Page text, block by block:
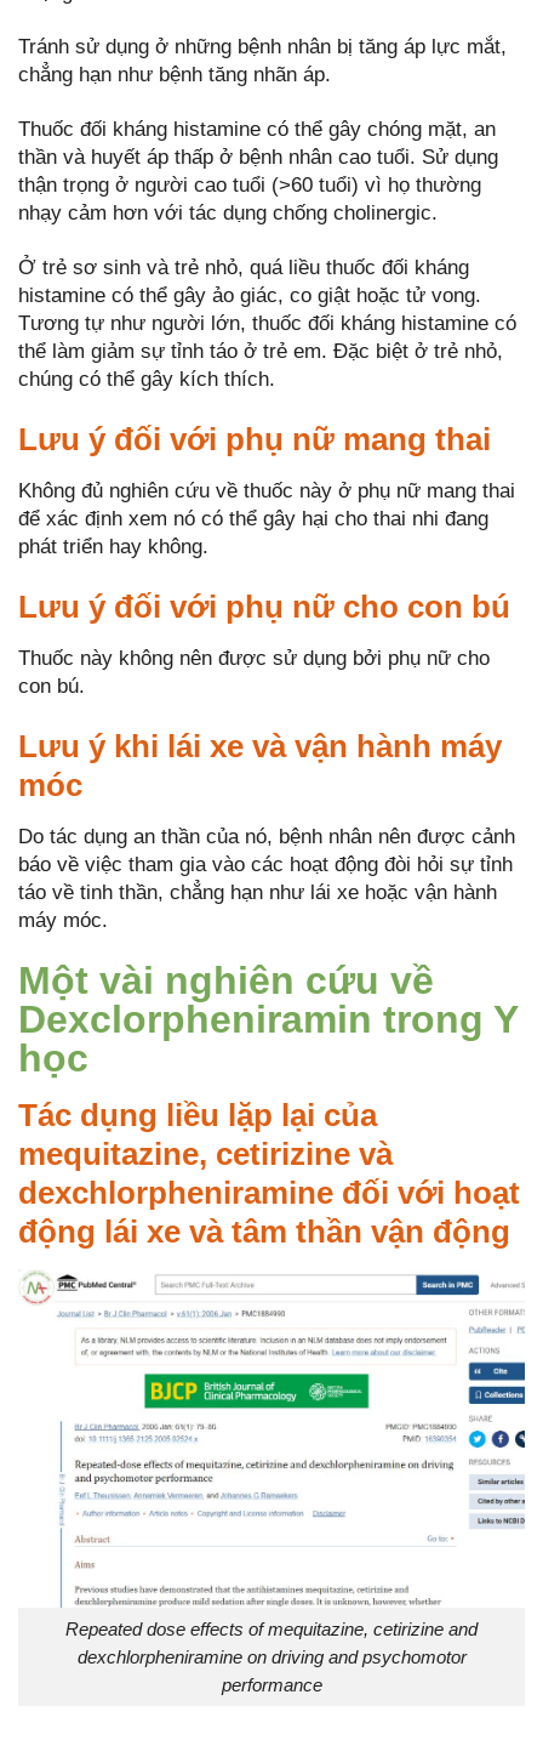
Tránh sử dụng ở những bệnh nhân bị tăng áp lực mắt,
chẳng hạn như bệnh tăng nhãn áp.
Thuốc đối kháng histamine có thể gây chóng mặt, an
thần và huyết áp thấp ở bệnh nhân cao tuổi. Sử dụng
thận trọng ở người cao tuổi (>60 tuổi) vì họ thường
nhạy cảm hơn với tác dụng chống cholinergic.
Ở trẻ sơ sinh và trẻ nhỏ, quá liều thuốc đối kháng
histamine có thể gây ảo giác, co giật hoặc tử vong.
Tương tự như người lớn, thuốc đối kháng histamine có
thể làm giảm sự tỉnh táo ở trẻ em. Đặc biệt ở trẻ nhỏ,
chúng có thể gây kích thích.
Lưu ý đối với phụ nữ mang thai
Không đủ nghiên cứu về thuốc này ở phụ nữ mang thai
để xác định xem nó có thể gây hại cho thai nhi đang
phát triển hay không.
Lưu ý đối với phụ nữ cho con bú
Thuốc này không nên được sử dụng bởi phụ nữ cho
con bú.
Lưu ý khi lái xe và vận hành máy
móc
Do tác dụng an thần của nó, bệnh nhân nên được cảnh
báo về việc tham gia vào các hoạt động đòi hỏi sự tỉnh
táo về tinh thần, chẳng hạn như lái xe hoặc vận hành
máy móc.
Một vài nghiên cứu về
Dexclorpheniramin trong Y
học
Tác dụng liều lặp lại của
mequitazine, cetirizine và
dexchlorpheniramine đối với hoạt
động lái xe và tâm thần vận động
Repeated dose effects of mequitazine, cetirizine and
dexchlorpheniramine on driving and psychomotor
performance